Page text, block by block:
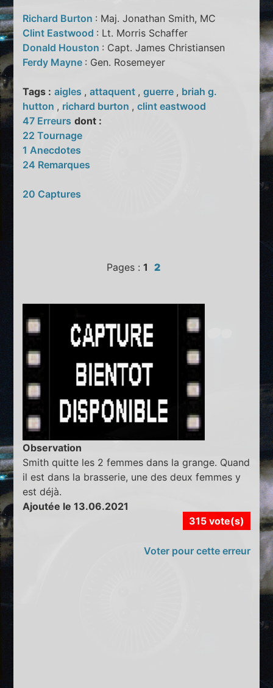
Richard Burton : Maj. Jonathan Smith, MC
Clint Eastwood : Lt. Morris Schaffer
Donald Houston : Capt. James Christiansen
Ferdy Mayne : Gen. Rosemeyer
Tags : aigles ,attaquent ,guerre , briah g.
hutton , richard burton ,clint eastwood
47 Erreurs dont :
22 Tournage
1 Anecdotes
24 Remarques
20 Captures
Pages : 1 2
Observation
Smith quitte les 2 femmes dans la grange. Quand
il est dans la brasserie, une des deux femmes y
est déjà.
Ajoutée le 13.06.2021
315 vote(s)
Voter pour cette erreur